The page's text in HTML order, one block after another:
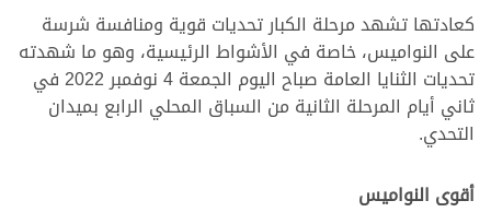
كعادتها تشهد مرحلة الكبار تحديات قوية ومنافسة شرسة
على النواميس، خاصة في الأشواط الرئيسية، وهو ما شهدته
تحديات الثنايا العامة صباح اليوم الجمعة 4 نوفمبر 2022 في
ثاني أيام المرحلة الثانية من السباق المحلي الرابع بميدان
التحدي.
أقوى النواميس